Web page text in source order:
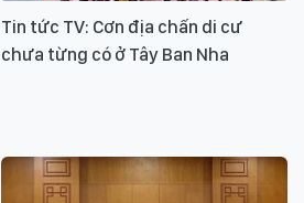
Tin tức TV: Cơn địa chấn di cư
chưa từng có ở Tây Ban Nha